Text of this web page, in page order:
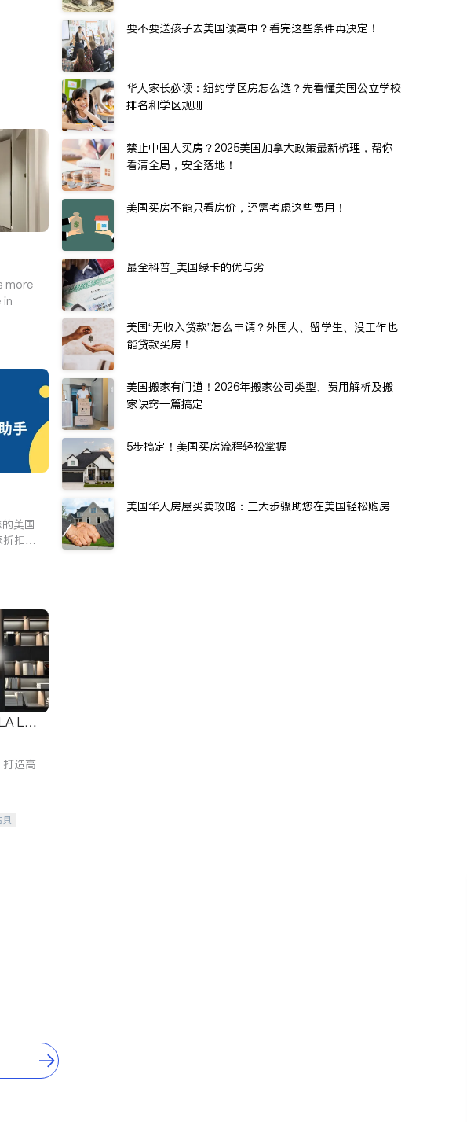
more
in
美国
扣、
造高
具
要不要送孩子去美国读高中？看完这些条件再决定！
华人家长必读：纽约学区房怎么选？先看懂美国公立学校
排名和学区规则
禁止中国人买房？2025美国加拿大政策最新梳理，帮你
看清全局，安全落地！
美国买房不能只看房价，还需考虑这些费用！
最全科普_美国绿卡的优与劣
美国“无收入贷款”怎么申请？外国人、留学生、没工作也
能贷款买房！
美国搬家有门道！2026年搬家公司类型、费用解析及搬
家诀窍一篇搞定
5步搞定！美国买房流程轻松掌握
美国华人房屋买卖攻略：三大步骤助您在美国轻松购房